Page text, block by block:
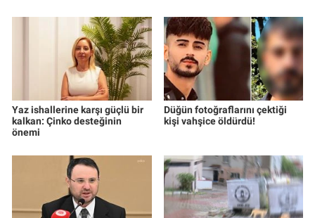
Yaz ishallerine karşı güçlü bir
kalkan: Çinko desteğinin
önemi
Düğün fotoğraflarını çektiği
kişi vahşice öldürdü!